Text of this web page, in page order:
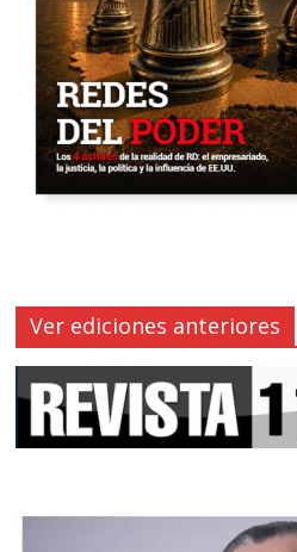
Ver ediciones anteriores